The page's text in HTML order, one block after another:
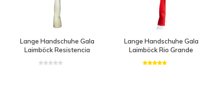
Lange Handschuhe Gala
Laimböck Resistencia
Lange Handschuhe Gala
Laimböck Rio Grande